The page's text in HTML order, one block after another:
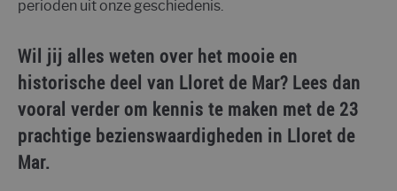
perioden uit onze geschiedenis.
Wil jij alles weten over het mooie en
historische deel van Lloret de Mar? Lees dan
vooral verder om kennis te maken met de 23
prachtige bezienswaardigheden in Lloret de
Mar.